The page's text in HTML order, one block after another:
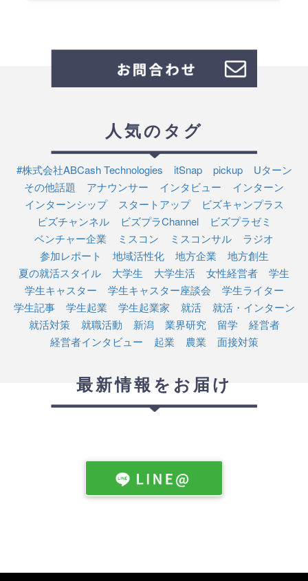
人気のタグ
#株式会社ABCash Technologies itSnap pickup
Uターン
その他話題
アナウンサー インタビュー
インターン
インターンシップ
スタートアップ
ビズキャンプラス
ビズチャンネル
ビズプラChannel
ビズプラゼミ
ベンチャー企業
ミスコン ミスコンサル
ラジオ
参加レポート
地域活性化 地方企業
地方創生
夏の就活スタイル
大学生 大学生活 女性経営者
学生
学生キャスター
学生キャスター座談会
学生ライター
学生記事
学生起業 学生起業家 就活
就活・インターン
就活対策
就職活動 新潟 業界研究 留学
経営者
経営者インタビュー
起業 農業 面接対策
最新情報をお届け